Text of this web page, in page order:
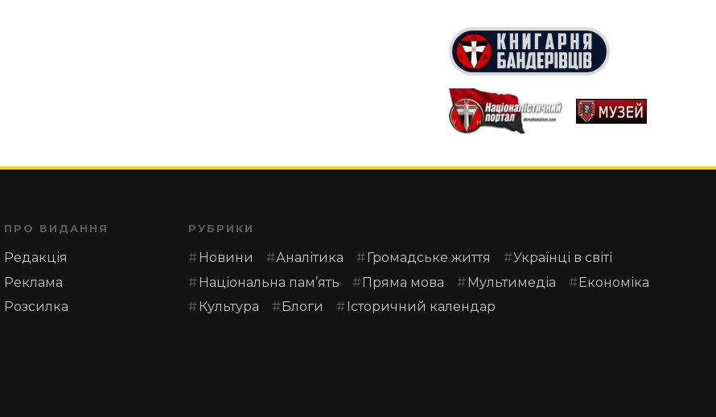
ПРО ВИДАННЯ
Редакція
Реклама
Розсилка
РУБРИКИ
Новини Аналітика Громадське життя
Українці в світі
Національна пам’ять
Пряма мова Мультимедіа
Економіка
Культура
Блоги Історичний календар